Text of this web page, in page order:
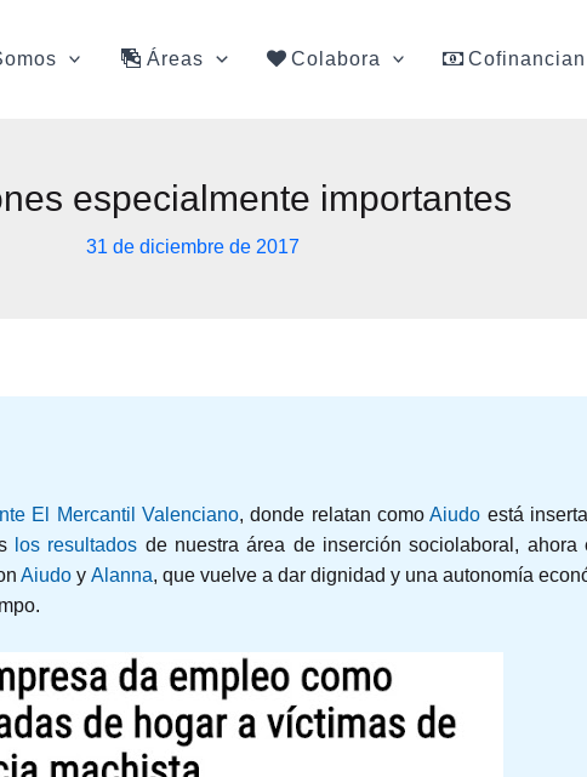
Áreas Colabora Cofinancian
especialmente importantes
31 de diciembre de 2017
El Mercantil Valenciano, donde relatan comoAiudo está
los resultados de nuestra área de inserción sociolaboral, ahora
Aiudo y Alanna, que vuelve a dar dignidad y una autonomía